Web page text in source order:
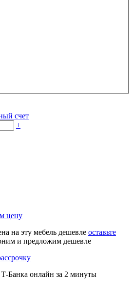
счет
+
цену
на эту мебель дешевле оставьте
и предложим дешевле
Т-Банка онлайн за 2 минуты